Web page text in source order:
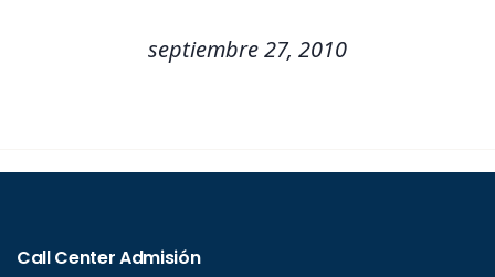
septiembre 27, 2010